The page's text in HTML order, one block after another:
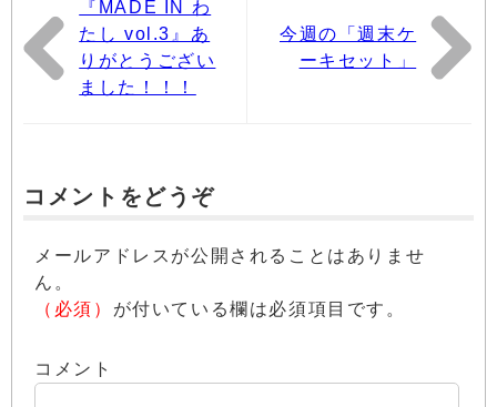
『MADE IN わ
たし vol.3』あ
りがとうござい
ました！！！
今週の「週末ケ
ーキセット」
コメントをどうぞ
メールアドレスが公開されることはありませ
ん。
（必須） が付いている欄は必須項目です。
コメント